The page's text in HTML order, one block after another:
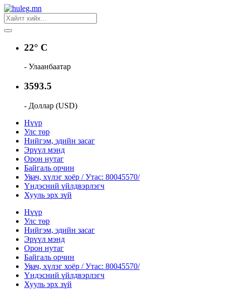
22° C
- Улаанбаатар
3593.5
- Доллар (USD)
Нүүр
Улс төр
Нийгэм, эдийн засаг
Эрүүл мэнд
Орон нутаг
Байгаль орчин
Уяач, хүлэг хоёр / Утас: 80045570/
Үндэсний үйлдвэрлэгч
Хууль эрх зүй
Нүүр
Улс төр
Нийгэм, эдийн засаг
Эрүүл мэнд
Орон нутаг
Байгаль орчин
Уяач, хүлэг хоёр / Утас: 80045570/
Үндэсний үйлдвэрлэгч
Хууль эрх зүй